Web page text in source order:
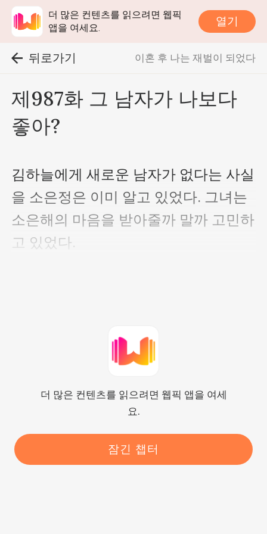
더 많은 컨텐츠를 읽으려면 웹픽
앱을 여세요.
열기
뒤로가기 이혼 후 나는 재벌이 되었다
제987화 그 남자가 나보다
좋아?
김하늘에게 새로운 남자가 없다는 사실
을 소은정은 이미 알고 있었다. 그녀는
소은해의 마음을 받아줄까 말까 고민하
고 있었다.
소은해가 콧방귀를 뀌며 말했다.
“그래. 잘 하고 있네. 우리 미래 형수님
로 초대할게요. 저의 작은 선물이라고
연예계에서 그는 든든한 거물이다.
한시연은 기쁨에 찬 눈길로 자신이 좋
더 많은 컨텐츠를 읽으려면 웹픽 앱을 여세
요.
잠긴 챕터